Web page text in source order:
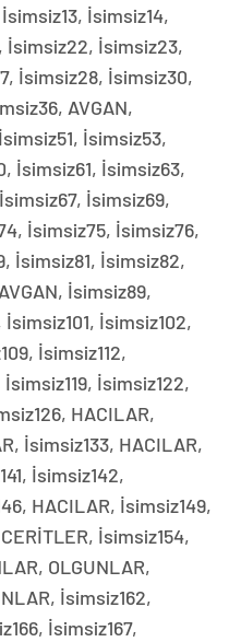
İsimsiz14,
İsimsiz22, İsimsiz23,
İsimsiz28, İsimsiz30,
AVGAN,
İsimsiz53,
İsimsiz61, İsimsiz63,
İsimsiz69,
İsimsiz75, İsimsiz76,
İsimsiz81, İsimsiz82,
İsimsiz89,
İsimsiz102,
İsimsiz112,
İsimsiz119, İsimsiz122,
HACILAR,
İsimsiz133, HACILAR,
İsimsiz142,
HACILAR, İsimsiz149,
İsimsiz154,
OLGUNLAR,
İsimsiz162,
İsimsiz167,